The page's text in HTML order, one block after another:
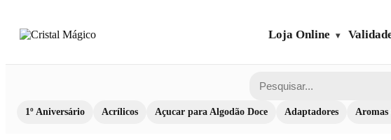
Loja Online
1º Aniversário Acrílicos Açucar para Algodão Doce Adaptadores Aromas